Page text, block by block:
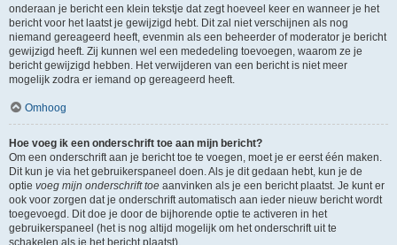
onderaan je bericht een klein tekstje dat zegt hoeveel keer en wanneer je het
bericht voor het laatst je gewijzigd hebt. Dit zal niet verschijnen als nog
niemand gereageerd heeft, evenmin als een beheerder of moderator je bericht
gewijzigd heeft. Zij kunnen wel een mededeling toevoegen, waarom ze je
bericht gewijzigd hebben. Het verwijderen van een bericht is niet meer
mogelijk zodra er iemand op gereageerd heeft.
Omhoog
Hoe voeg ik een onderschrift toe aan mijn bericht?
Om een onderschrift aan je bericht toe te voegen, moet je er eerst één maken.
Dit kun je via het gebruikerspaneel doen. Als je dit gedaan hebt, kun je de
optie voeg mijn onderschrift toe aanvinken als je een bericht plaatst. Je kunt er
ook voor zorgen dat je onderschrift automatisch aan ieder nieuw bericht wordt
toegevoegd. Dit doe je door de bijhorende optie te activeren in het
gebruikerspaneel (het is nog altijd mogelijk om het onderschrift uit te
schakelen als je het bericht plaatst).